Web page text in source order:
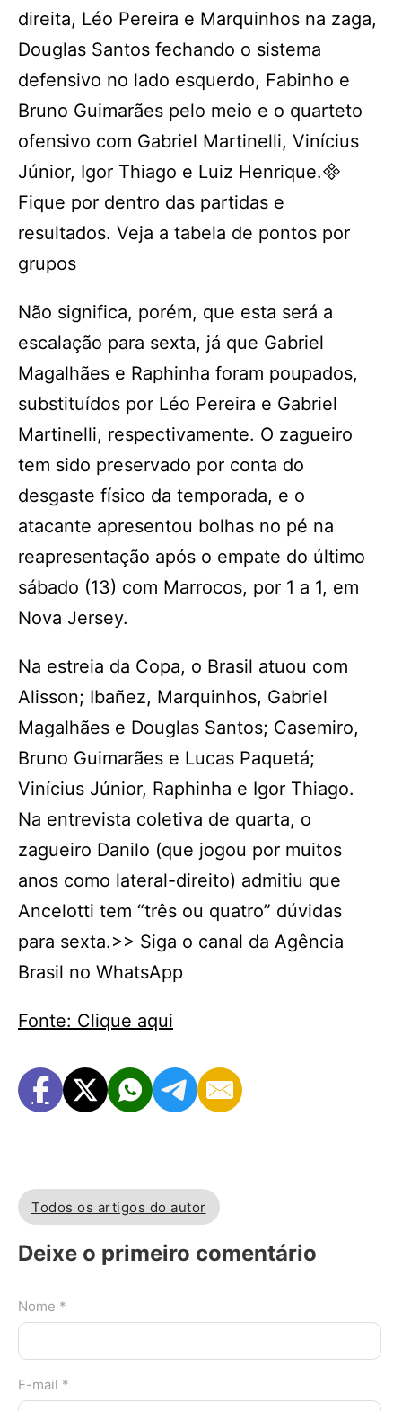
direita, Léo Pereira e Marquinhos na zaga,
Douglas Santos fechando o sistema
defensivo no lado esquerdo, Fabinho e
Bruno Guimarães pelo meio e o quarteto
ofensivo com Gabriel Martinelli, Vinícius
Júnior, Igor Thiago e Luiz Henrique.
Fique por dentro das partidas e
resultados. Veja a tabela de pontos por
grupos
Não significa, porém, que esta será a
escalação para sexta, já que Gabriel
Magalhães e Raphinha foram poupados,
substituídos por Léo Pereira e Gabriel
Martinelli, respectivamente. O zagueiro
tem sido preservado por conta do
desgaste físico da temporada, e o
atacante apresentou bolhas no pé na
reapresentação após o empate do último
sábado (13) com Marrocos, por 1 a 1, em
Nova Jersey.
Na estreia da Copa, o Brasil atuou com
Alisson; Ibañez, Marquinhos, Gabriel
Magalhães e Douglas Santos; Casemiro,
Bruno Guimarães e Lucas Paquetá;
Vinícius Júnior, Raphinha e Igor Thiago.
Na entrevista coletiva de quarta, o
zagueiro Danilo (que jogou por muitos
anos como lateral-direito) admitiu que
Ancelotti tem “três ou quatro” dúvidas
para sexta.>> Siga o canal da Agência
Brasil no WhatsApp
Fonte: Clique aqui
Todos os artigos do autor
Deixe o primeiro comentário
Nome *
E-mail *